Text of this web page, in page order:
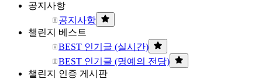
공지사항
공지사항
챌린지 베스트
BEST 인기글 (실시간)
BEST 인기글 (명예의 전당)
챌린지 인증 게시판